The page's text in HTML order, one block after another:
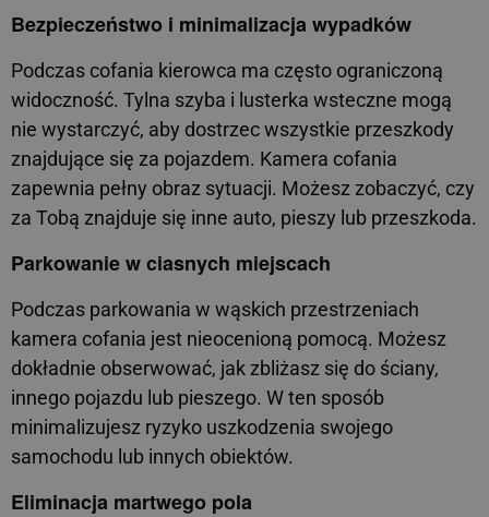
Bezpieczeństwo i minimalizacja wypadków
Podczas cofania kierowca ma często ograniczoną
widoczność. Tylna szyba i lusterka wsteczne mogą
nie wystarczyć, aby dostrzec wszystkie przeszkody
znajdujące się za pojazdem. Kamera cofania
zapewnia pełny obraz sytuacji. Możesz zobaczyć, czy
za Tobą znajduje się inne auto, pieszy lub przeszkoda.
Parkowanie w ciasnych miejscach
Podczas parkowania w wąskich przestrzeniach
kamera cofania jest nieocenioną pomocą. Możesz
dokładnie obserwować, jak zbliżasz się do ściany,
innego pojazdu lub pieszego. W ten sposób
minimalizujesz ryzyko uszkodzenia swojego
samochodu lub innych obiektów.
Eliminacja martwego pola